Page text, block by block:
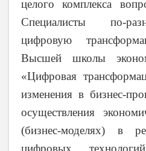
целого комплекса
Специалисты по-
цифровую
Высшей школы
«Цифровая
изменения в бизнес-
осуществления
(бизнес-моделях) в
цифровых